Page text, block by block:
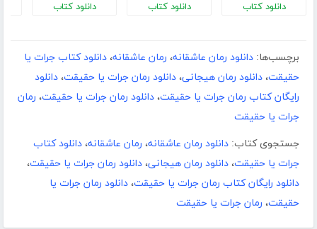
دانلود کتاب دانلود کتاب دانلود کتاب
برچسب‌ها: دانلود رمان عاشقانه، رمان عاشقانه، دانلود کتاب جرات یا
حقیقت، دانلود رمان هیجانی، دانلود رمان جرات یا حقیقت، دانلود
رایگان کتاب رمان جرات یا حقیقت، دانلود رمان جرات یا حقیقت، رمان
جرات یا حقیقت
جستجوی کتاب: دانلود رمان عاشقانه، رمان عاشقانه، دانلود کتاب
جرات یا حقیقت، دانلود رمان هیجانی، دانلود رمان جرات یا حقیقت،
دانلود رایگان کتاب رمان جرات یا حقیقت، دانلود رمان جرات یا
حقیقت، رمان جرات یا حقیقت